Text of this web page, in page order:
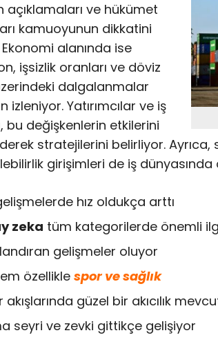
açıklamaları ve hükümet
kamuoyunun dikkatini
alanında ise
işsizlik oranları ve döviz
dalgalanmalar
izleniyor. Yatırımcılar ve iş
bu değişkenlerin etkilerini
stratejilerini belirliyor.
girişimleri de iş dünyasında
hız oldukça arttı
zeka tüm kategorilerde önemli
gelişmeler oluyor
özelliklespor ve sağlık
akışlarında güzel bir akıcılık
seyri ve zevki gittikçe gelişiyor